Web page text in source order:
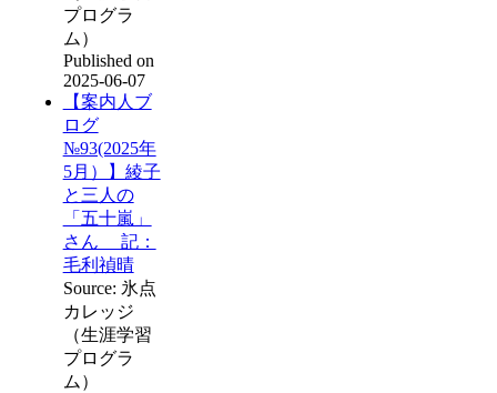
プログラ
ム）
Published on
2025-06-07
【案内人ブ
ログ
№93(2025年
5月）】綾子
と三人の
「五十嵐」
さん 記：
毛利禎晴
Source: 氷点
カレッジ
（生涯学習
プログラ
ム）